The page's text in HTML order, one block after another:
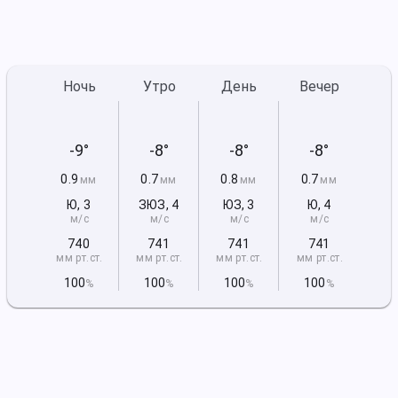
Ночь
-9°
0.9 мм
Ю, 3
м/с
740
мм рт.ст.
100%
Утро
-8°
0.7 мм
ЗЮЗ, 4
м/с
741
мм рт.ст.
100%
День
-8°
0.8 мм
ЮЗ,3
м/с
741
мм рт.ст.
100%
Вечер
-8°
0.7 мм
Ю, 4
м/с
741
мм рт.ст.
100 %